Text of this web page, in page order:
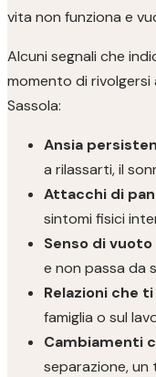
vita non funziona e
Alcuni segnali che
momento di rivolgersi
Sassola:
Ansia
a rilassarti, il
Attacchi di
sintomi fisici
Senso di
e non passa da
Relazioni che
famiglia o sul
Cambiamenti
separazione, un